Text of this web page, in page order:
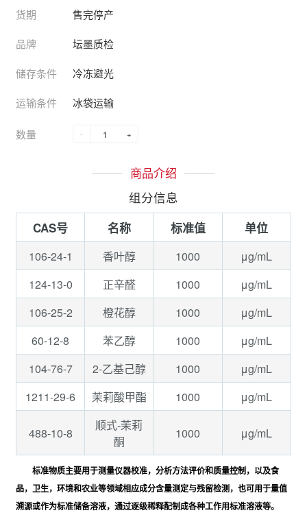
货期 售完停产
品牌 坛墨质检
储存条件 冷冻避光
运输条件 冰袋运输
数量 - +
商品介绍
组分信息
CAS号 名称 标准值 单位
106-24-1 香叶醇 1000
μg/mL
124-13-0
正辛醛 1000
μg/mL
106-25-2
橙花醇 1000
μg/mL
60-12-8
苯乙醇 1000
μg/mL
104-76-7
2-乙基己醇 1000
μg/mL
1211-29-6
茉莉酸甲酯 1000 μg/mL
488-10-8
顺式-茉莉
酮
1000 μg/mL
标准物质主要用于测量仪器校准，分析方法评价和质量控制，以及食
品，卫生，环境和农业等领域相应成分含量测定与残留检测，也可用于量值
溯源或作为标准储备溶液，通过逐级稀释配制成各种工作用标准溶液等。